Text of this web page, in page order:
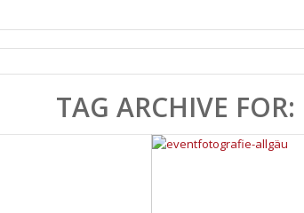
TAG ARCHIVE FOR: